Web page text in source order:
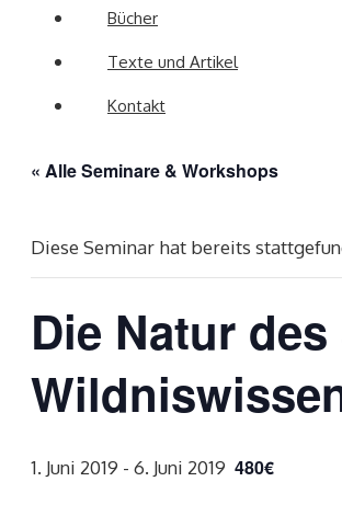
Bücher
Texte und Artikel
Kontakt
« Alle Seminare & Workshops
Diese Seminar hat bereits
Die Natur
1. Juni 2019 - 6. Juni 2019 480€